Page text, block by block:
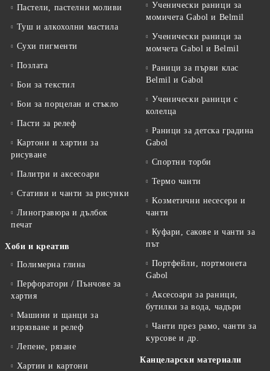
Пастели, пастелни моливи
Туш и алкохолни мастила
Сухи пигменти
Позлата
Бои за текстил
Бои за порцелан и стъкло
Пасти за релеф
Картони и хартии за
рисуване
Палитри и аксесоари
Стативи и чанти за рисунки
Линогравюра и дълбок
печат
Хоби и креатив
Полимерна глина
Перфоратори / Пънчове за
хартия
Машини и щанци за
изрязване и релеф
Лепене, рязане
Хартии и картони
Ученически раници за
момичета Gabol и Belmil
Ученически раници за
момчета Gabol и Belmil
Раници за първи клас
Belmil и Gabol
Ученически раници с
колелца
Раници за детска градина
Gabol
Спортни торби
Термо чанти
Kозметични несесери и
чанти
Куфари, сакове и чанти за
път
Портфейли, портмонета
Gabol
Аксесоари за раници,
бутилки за вода, чадъри
Чанти през рамо, чанти за
курсове и др.
Канцеларски материали